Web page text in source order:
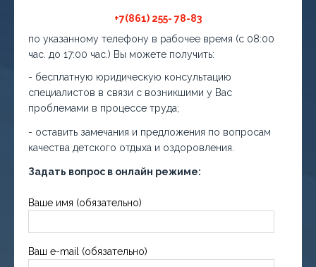
+7(861) 255- 78-83
по указанному телефону в рабочее время (с 08:00
час. до 17:00 час.) Вы можете получить:
- бесплатную юридическую консультацию
специалистов в связи с возникшими у Вас
проблемами в процессе труда;
- оставить замечания и предложения по вопросам
качества детского отдыха и оздоровления.
Задать вопрос в онлайн режиме:
Ваше имя (обязательно)
Ваш e-mail (обязательно)